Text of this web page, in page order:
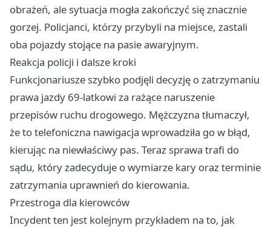
obrażeń, ale sytuacja mogła zakończyć się znacznie
gorzej. Policjanci, którzy przybyli na miejsce, zastali
oba pojazdy stojące na pasie awaryjnym.
Reakcja policji i dalsze kroki
Funkcjonariusze szybko podjęli decyzję o zatrzymaniu
prawa jazdy 69-latkowi za rażące naruszenie
przepisów ruchu drogowego. Mężczyzna tłumaczył,
że to telefoniczna nawigacja wprowadziła go w błąd,
kierując na niewłaściwy pas. Teraz sprawa trafi do
sądu, który zadecyduje o wymiarze kary oraz terminie
zatrzymania uprawnień do kierowania.
Przestroga dla kierowców
Incydent ten jest kolejnym przykładem na to, jak